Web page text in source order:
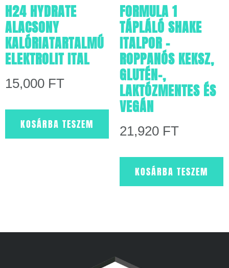
H24 HYDRATE
ALACSONY
KALÓRIATARTALMÚ
ELEKTROLIT ITAL
15,000 FT
KOSÁRBA TESZEM
FORMULA 1
TÁPLÁLÓ SHAKE
ITALPOR –
ROPPANÓS KEKSZ,
GLUTÉN-,
LAKTÓZMENTES ÉS
VEGÁN
21,920 FT
KOSÁRBA TESZEM